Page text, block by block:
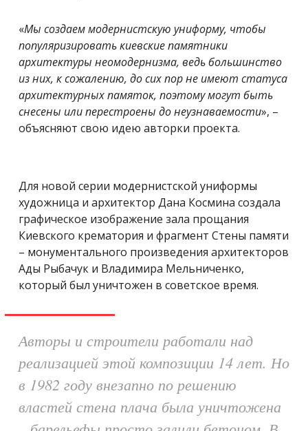
«Мы создаем модернистскую униформу, чтобы
популяризировать киевские памятники
архитектуры неомодернизма, ведь большинство
из них, к сожалению, до сих пор не имеют статуса
архитектурных памяток, поэтому могут быть
снесены или перестроены до неузнаваемости», –
объясняют свою идею авторки проекта.
Для новой серии модернистской униформы
художница и архитектор Дана Космина создала
графическое изображение зала прощания
Киевского крематория и фрагмент Стены памяти
– монументального произведения архитекторов
Ады Рыбачук и Владимира Мельниченко,
который был уничтожен в советское время.
Авторы и строители работали над
реализацией этой композиции 14 лет. Но
в 1982 году внезапно по решению
властей стена плача была уничтожена